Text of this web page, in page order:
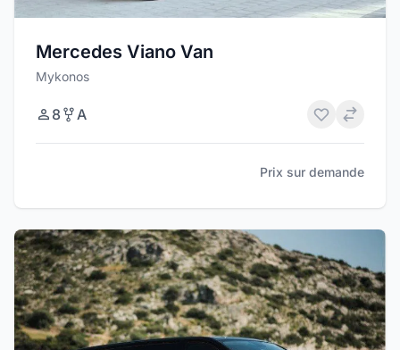
Mercedes Viano Van
Mykonos
8 A
Prix sur demande